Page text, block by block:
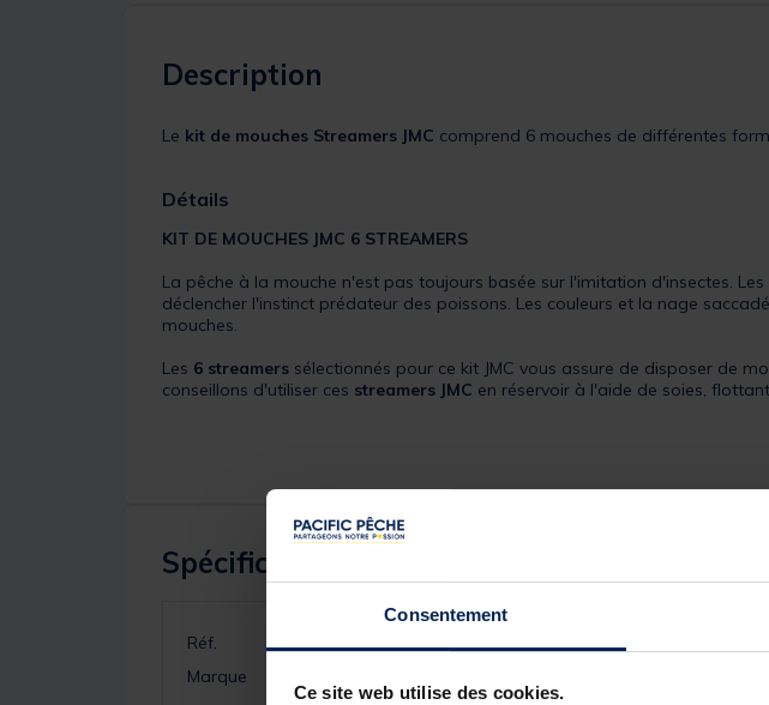
Consentement
Ce site web utilise des cookies.
Description
Le kit de mouches Streamers JMC comprend 6 mouches de différentes
Détails
KIT DE MOUCHES JMC 6 STREAMERS
La pêche à la mouche n'est pas toujours basée sur l'imitation d'insectes.
déclencher l'instinct prédateur des poissons. Les couleurs et la nage
mouches.
Les 6 streamers sélectionnés pour ce kit JMC vous assure de disposer de
conseillons d'utiliser ces streamers JMC en réservoir à l'aide de soies,
Spécifications
Réf.
Marque